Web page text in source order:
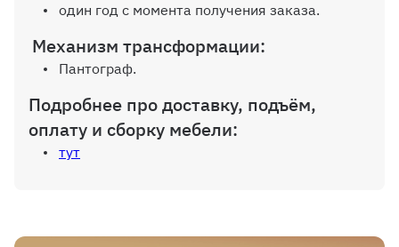
один год с момента получения заказа.
Механизм трансформации:
Пантограф.
Подробнее про доставку, подъём,
оплату и сборку мебели:
тут